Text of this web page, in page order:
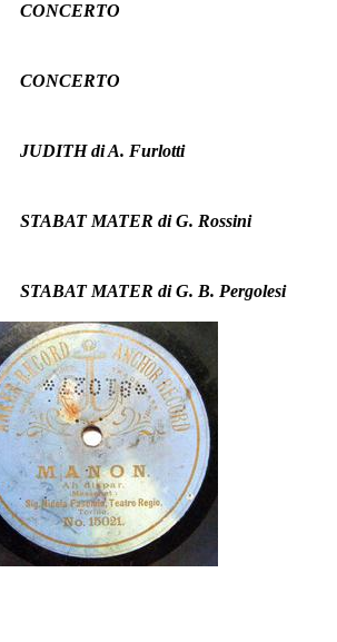
CONCERTO
CONCERTO
JUDITH di A. Furlotti
STABAT MATER di G. Rossini
STABAT MATER di G. B. Pergolesi